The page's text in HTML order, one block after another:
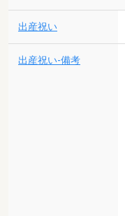
出産祝い
出産祝い-備考